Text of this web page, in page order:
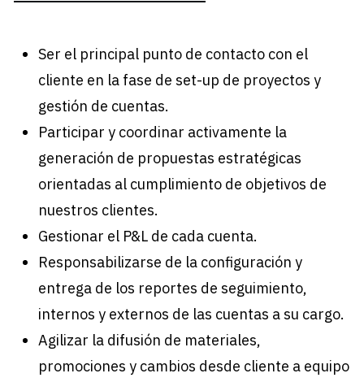
Ser el principal punto de contacto con el
cliente en la fase de set-up de proyectos y
gestión de cuentas.
Participar y coordinar activamente la
generación de propuestas estratégicas
orientadas al cumplimiento de objetivos de
nuestros clientes.
Gestionar el P&L de cada cuenta.
Responsabilizarse de la configuración y
entrega de los reportes de seguimiento,
internos y externos de las cuentas a su cargo.
Agilizar la difusión de materiales,
promociones y cambios desde cliente a equipo